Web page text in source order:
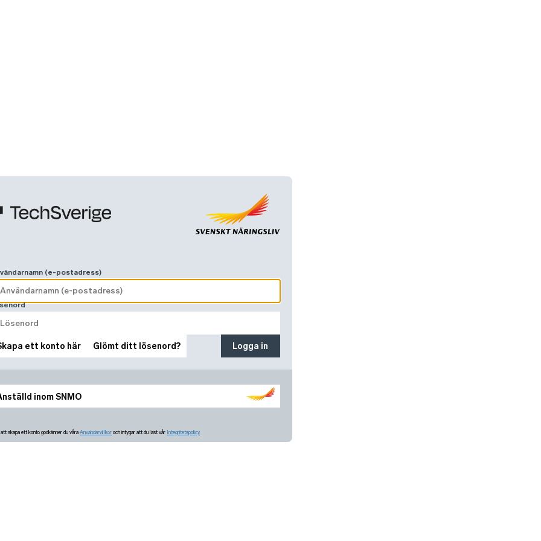
inom SNMO
(e-postadress)
ett konto här Glömt ditt lösenord? Logga in
skapa ett konto godkänner du våra Användarvillkor och intygar att du läst vår Integritetspolicy.